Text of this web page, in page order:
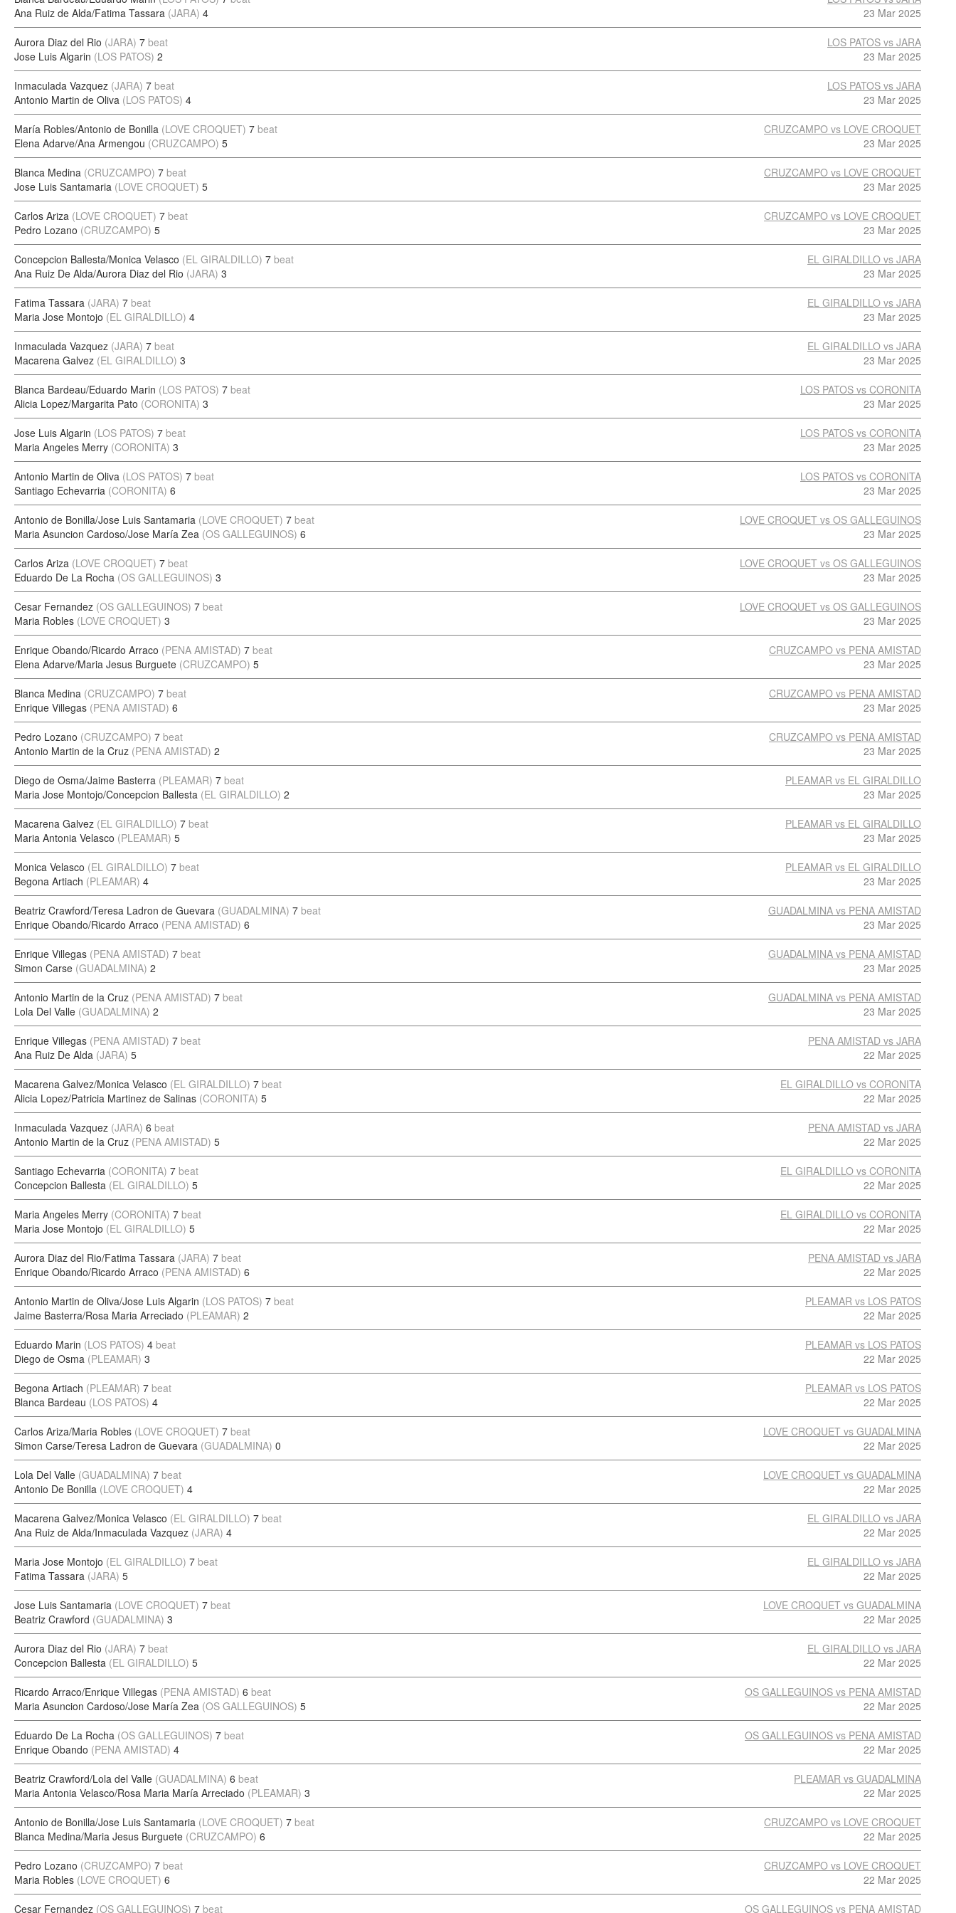
Ana Ruiz de Alda/Fatima Tassara (JARA) 4
23 Mar 2025
Aurora Diaz del Rio (JARA) 7 beat
Jose Luis Algarin (LOS PATOS) 2
LOS PATOS vs JARA
23 Mar 2025
Inmaculada Vazquez (JARA) 7 beat
Antonio Martin de Oliva (LOS PATOS) 4
LOS PATOS vs JARA
23 Mar 2025
María Robles/Antonio de Bonilla (LOVE CROQUET) 7 beat
Elena Adarve/Ana Armengou (CRUZCAMPO) 5
CRUZCAMPO vs LOVE CROQUET
23 Mar 2025
Blanca Medina (CRUZCAMPO) 7 beat
Jose Luis Santamaria (LOVE CROQUET) 5
CRUZCAMPO vs LOVE CROQUET
23 Mar 2025
Carlos Ariza (LOVE CROQUET) 7 beat
Pedro Lozano (CRUZCAMPO) 5
CRUZCAMPO vs LOVE CROQUET
23 Mar 2025
Concepcion Ballesta/Monica Velasco (EL GIRALDILLO) 7 beat
Ana Ruiz De Alda/Aurora Diaz del Rio (JARA) 3
EL GIRALDILLO vs JARA
23 Mar 2025
Fatima Tassara (JARA) 7 beat
Maria Jose Montojo (EL GIRALDILLO) 4
EL GIRALDILLO vs JARA
23 Mar 2025
Inmaculada Vazquez (JARA) 7 beat
Macarena Galvez (EL GIRALDILLO) 3
EL GIRALDILLO vs JARA
23 Mar 2025
Blanca Bardeau/Eduardo Marin (LOS PATOS) 7 beat
Alicia Lopez/Margarita Pato (CORONITA) 3
LOS PATOS vs CORONITA
23 Mar 2025
Jose Luis Algarin (LOS PATOS) 7 beat
Maria Angeles Merry (CORONITA) 3
LOS PATOS vs CORONITA
23 Mar 2025
Antonio Martin de Oliva (LOS PATOS) 7 beat
Santiago Echevarria (CORONITA) 6
LOS PATOS vs CORONITA
23 Mar 2025
Antonio de Bonilla/Jose Luis Santamaria (LOVE CROQUET) 7 beat
Maria Asuncion Cardoso/Jose María Zea (OS GALLEGUINOS) 6
LOVE CROQUET vs OS GALLEGUINOS
23 Mar 2025
Carlos Ariza (LOVE CROQUET) 7 beat
Eduardo De La Rocha (OS GALLEGUINOS) 3
LOVE CROQUET vs OS GALLEGUINOS
23 Mar 2025
Cesar Fernandez (OS GALLEGUINOS) 7 beat
Maria Robles (LOVE CROQUET) 3
LOVE CROQUET vs OS GALLEGUINOS
23 Mar 2025
Enrique Obando/Ricardo Arraco (PENA AMISTAD) 7 beat
Elena Adarve/Maria Jesus Burguete (CRUZCAMPO) 5
CRUZCAMPO vs PENA AMISTAD
23 Mar 2025
Blanca Medina (CRUZCAMPO) 7 beat
Enrique Villegas (PENA AMISTAD) 6
CRUZCAMPO vs PENA AMISTAD
23 Mar 2025
Pedro Lozano (CRUZCAMPO) 7 beat
Antonio Martin de la Cruz (PENA AMISTAD) 2
CRUZCAMPO vs PENA AMISTAD
23 Mar 2025
Diego de Osma/Jaime Basterra (PLEAMAR) 7 beat
Maria Jose Montojo/Concepcion Ballesta (EL GIRALDILLO) 2
PLEAMAR vs EL GIRALDILLO
23 Mar 2025
Macarena Galvez (EL GIRALDILLO) 7 beat
Maria Antonia Velasco (PLEAMAR) 5
PLEAMAR vs EL GIRALDILLO
23 Mar 2025
Monica Velasco (EL GIRALDILLO) 7 beat
Begona Artiach (PLEAMAR) 4
PLEAMAR vs EL GIRALDILLO
23 Mar 2025
Beatriz Crawford/Teresa Ladron de Guevara (GUADALMINA) 7 beat
Enrique Obando/Ricardo Arraco (PENA AMISTAD) 6
GUADALMINA vs PENA AMISTAD
23 Mar 2025
Enrique Villegas (PENA AMISTAD) 7 beat
Simon Carse (GUADALMINA) 2
GUADALMINA vs PENA AMISTAD
23 Mar 2025
Antonio Martin de la Cruz (PENA AMISTAD) 7 beat
Lola Del Valle (GUADALMINA) 2
GUADALMINA vs PENA AMISTAD
23 Mar 2025
Enrique Villegas (PENA AMISTAD) 7 beat
Ana Ruiz De Alda (JARA) 5
PENA AMISTAD vs JARA
22 Mar 2025
Macarena Galvez/Monica Velasco (EL GIRALDILLO) 7 beat
Alicia Lopez/Patricia Martinez de Salinas (CORONITA) 5
EL GIRALDILLO vs CORONITA
22 Mar 2025
Inmaculada Vazquez (JARA) 6 beat
Antonio Martin de la Cruz (PENA AMISTAD) 5
PENA AMISTAD vs JARA
22 Mar 2025
Santiago Echevarria (CORONITA) 7 beat
Concepcion Ballesta (EL GIRALDILLO) 5
EL GIRALDILLO vs CORONITA
22 Mar 2025
Maria Angeles Merry (CORONITA) 7 beat
Maria Jose Montojo (EL GIRALDILLO) 5
EL GIRALDILLO vs CORONITA
22 Mar 2025
Aurora Diaz del Rio/Fatima Tassara (JARA) 7 beat
Enrique Obando/Ricardo Arraco (PENA AMISTAD) 6
PENA AMISTAD vs JARA
22 Mar 2025
Antonio Martin de Oliva/Jose Luis Algarin (LOS PATOS) 7 beat
Jaime Basterra/Rosa Maria Arreciado (PLEAMAR) 2
PLEAMAR vs LOS PATOS
22 Mar 2025
Eduardo Marin (LOS PATOS) 4 beat
Diego de Osma (PLEAMAR) 3
PLEAMAR vs LOS PATOS
22 Mar 2025
Begona Artiach (PLEAMAR) 7 beat
Blanca Bardeau (LOS PATOS) 4
PLEAMAR vs LOS PATOS
22 Mar 2025
Carlos Ariza/Maria Robles (LOVE CROQUET) 7 beat
Simon Carse/Teresa Ladron de Guevara (GUADALMINA) 0
LOVE CROQUET vs GUADALMINA
22 Mar 2025
Lola Del Valle (GUADALMINA) 7 beat
Antonio De Bonilla (LOVE CROQUET) 4
LOVE CROQUET vs GUADALMINA
22 Mar 2025
Macarena Galvez/Monica Velasco (EL GIRALDILLO) 7 beat
Ana Ruiz de Alda/Inmaculada Vazquez (JARA) 4
EL GIRALDILLO vs JARA
22 Mar 2025
Maria Jose Montojo (EL GIRALDILLO) 7 beat
Fatima Tassara (JARA) 5
EL GIRALDILLO vs JARA
22 Mar 2025
Jose Luis Santamaria (LOVE CROQUET) 7 beat
Beatriz Crawford (GUADALMINA) 3
LOVE CROQUET vs GUADALMINA
22 Mar 2025
Aurora Diaz del Rio (JARA) 7 beat
Concepcion Ballesta (EL GIRALDILLO) 5
EL GIRALDILLO vs JARA
22 Mar 2025
Ricardo Arraco/Enrique Villegas (PENA AMISTAD) 6 beat
Maria Asuncion Cardoso/Jose María Zea (OS GALLEGUINOS) 5
OS GALLEGUINOS vs PENA AMISTAD
22 Mar 2025
Eduardo De La Rocha (OS GALLEGUINOS) 7 beat
Enrique Obando (PENA AMISTAD) 4
OS GALLEGUINOS vs PENA AMISTAD
22 Mar 2025
Beatriz Crawford/Lola del Valle (GUADALMINA) 6 beat
Maria Antonia Velasco/Rosa Maria María Arreciado (PLEAMAR) 3
PLEAMAR vs GUADALMINA
22 Mar 2025
Antonio de Bonilla/Jose Luis Santamaria (LOVE CROQUET) 7 beat
Blanca Medina/Maria Jesus Burguete (CRUZCAMPO) 6
CRUZCAMPO vs LOVE CROQUET
22 Mar 2025
Pedro Lozano (CRUZCAMPO) 7 beat
Maria Robles (LOVE CROQUET) 6
CRUZCAMPO vs LOVE CROQUET
22 Mar 2025
Cesar Fernandez (OS GALLEGUINOS) 7 beat OS GALLEGUINOS vs PENA AMISTAD